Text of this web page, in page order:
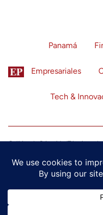
Panamá
Empresariales
Tech &
Política de PrivacidadTérminos
© 2024 Economía Panamá.